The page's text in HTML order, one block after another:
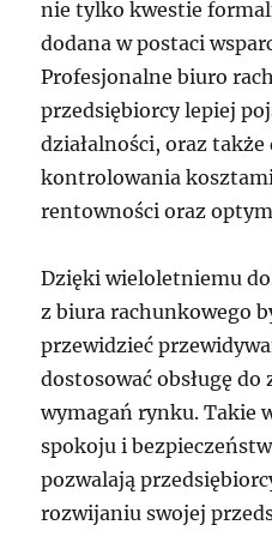
nie tylko kwestie
dodana w postaci
Profesjonalne biuro
przedsiębiorcy lepiej
działalności, oraz
kontrolowania
rentowności oraz
Dzięki wieloletniemu
z biura rachunkowego
przewidzieć
dostosować obsługę
wymagań rynku. Takie
spokoju i
pozwalają
rozwijaniu swojej